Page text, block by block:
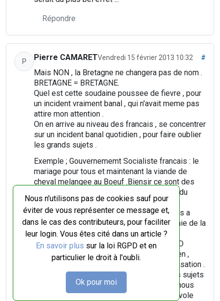
Nous n'utilisons pas de cookies sauf pour
éviter de vous représenter ce message et,
dans le cas des contributeurs, pour faciliter
leur login. Vous êtes cité dans un article ?
En savoir plus sur la loi RGPD et en
particulier le droit à l'oubli.
Ok pour moi
Répondre
P Pierre CAMARETVendredi 15 février 2013 10:32 #
Mais NON , la Bretagne ne changera pas de nom .
BRETAGNE = BRETAGNE.
Quel est cette soudaine poussee de fievre , pour
un incident vraiment banal , qui n'avait meme pas
attire mon attention .
On en arrive au niveau des francais , se concentrer
sur un incident banal quotidien , pour faire oublier
les grands sujets .
Exemple ; Gouvernememt Socialiste francais : le
mariage pour tous et maintenant la viande de
cheval melangee au Boeuf .Biensir ce sont des
problemes a resoudre mais pas au niveau du
President .
Les Bretons il y a deux GRANDS problemes a
resoudre : La REUNIFICATION et l'Autonomie de la
Bretagne .
Qu'une Societe Bretonne mentionne GRAND
OUEST au lieu de BRETAGNE , n'est pas bien ,
biensur , mais ne necessite pas une mobilisation .
Donc on se rend interessant sur des petits sujets
, pour faire oublier les grands sujets , que nous
sommes INCAPABLES de resoudre . Cela vole